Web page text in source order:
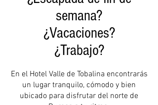
semana?
¿Vacaciones?
¿Trabajo?
En el Hotel Valle de Tobalina encontrarás
un lugar tranquilo, cómodo y bien
ubicado para disfrutar del norte de